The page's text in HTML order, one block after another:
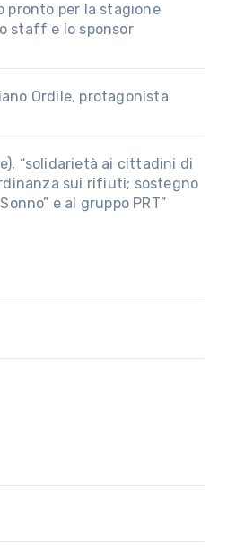
pronto per la stagione
staff e lo sponsor
Ordile, protagonista
“solidarietà ai cittadini di
sui rifiuti; sostegno
e al gruppo PRT”